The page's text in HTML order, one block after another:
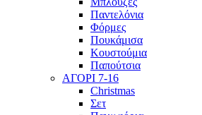
Παντελόνια
Φόρμες
Πουκάμισα
Κουστούμια
Παπούτσια
ΑΓΟΡΙ 7-16
Christmas
Σετ